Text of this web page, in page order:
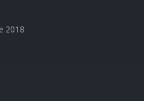
2018